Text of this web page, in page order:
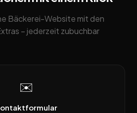
Bäckerei-Website mit den
– jederzeit zubuchbar
✉️